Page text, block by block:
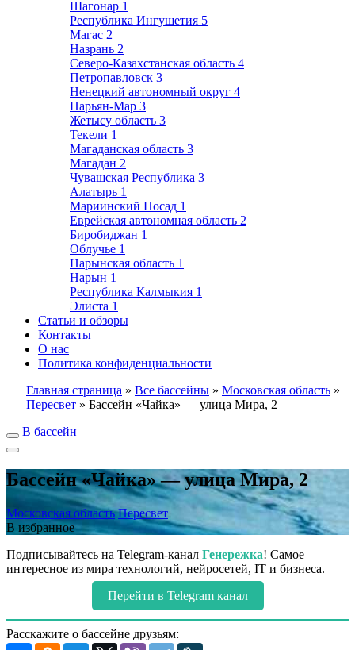
Шагонар 1
Республика Ингушетия 5
Магас 2
Назрань 2
Северо-Казахстанская область 4
Петропавловск 3
Ненецкий автономный округ 4
Нарьян-Мар 3
Жетысу область 3
Текели 1
Магаданская область 3
Магадан 2
Чувашская Республика 3
Алатырь 1
Мариинский Посад 1
Еврейская автономная область 2
Биробиджан 1
Облучье 1
Нарынская область 1
Нарын 1
Республика Калмыкия 1
Элиста 1
Статьи и обзоры
Контакты
О нас
Политика конфиденциальности
Главная страница » Все бассейны » Московская область »
Пересвет » Бассейн «Чайка» — улица Мира, 2
В бассейн
Бассейн «Чайка» — улица Мира, 2
Московская область Пересвет
В избранное
Подписывайтесь на Telegram-канал Генережка! Самое
интересное из мира технологий, нейросетей, IT и бизнеса.
Перейти в Telegram канал
Расскажите о бассейне друзьям: